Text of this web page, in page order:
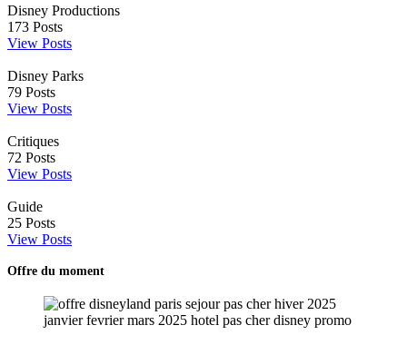
Disney Productions
173 Posts
View Posts
Disney Parks
79 Posts
View Posts
Critiques
72 Posts
View Posts
Guide
25 Posts
View Posts
Offre du moment